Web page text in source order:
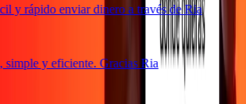
y rápido enviar dinero a través de Ria
y eficiente. Gracias Ria